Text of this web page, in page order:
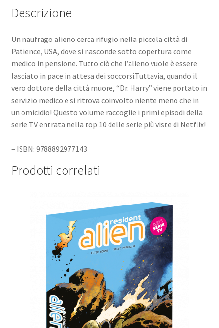
Descrizione
Un naufrago alieno cerca rifugio nella piccola città di
Patience, USA, dove si nasconde sotto copertura come
medico in pensione. Tutto ciò che l’alieno vuole è essere
lasciato in pace in attesa dei soccorsi.Tuttavia, quando il
vero dottore della città muore, “Dr. Harry” viene portato in
servizio medico e si ritrova coinvolto niente meno che in
un omicidio! Questo volume raccoglie i primi episodi della
serie TV entrata nella top 10 delle serie più viste di Netflix!
– ISBN: 9788892977143
Prodotti correlati